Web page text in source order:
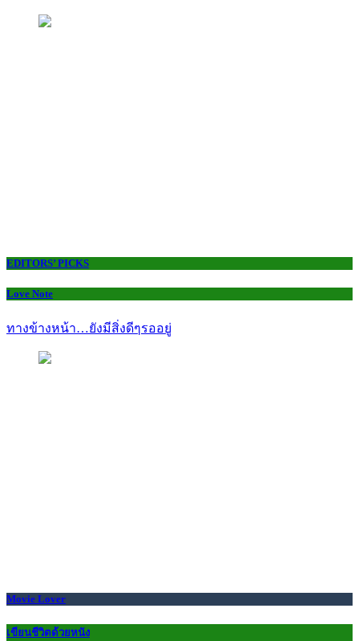
EDITORS’ PICKS
Love Note
ทางข้างหน้า…ยังมีสิ่งดีๆรออยู่
Movie Lover
เขียนชีวิตด้วยหนัง